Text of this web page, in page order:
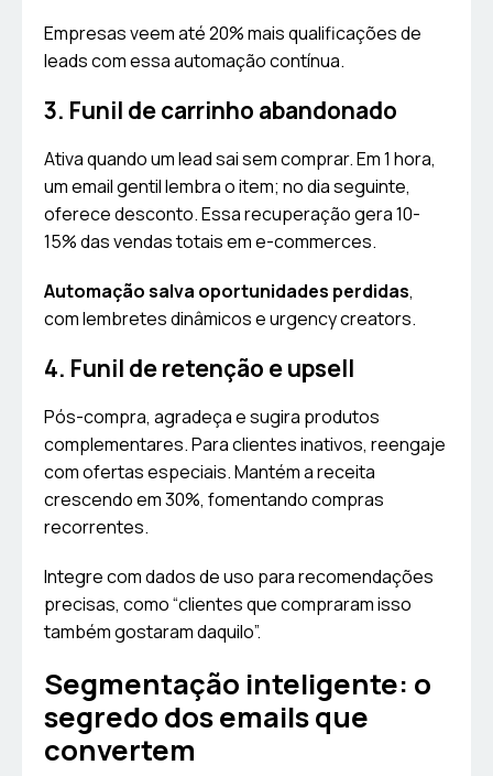
Empresas veem até 20% mais qualificações de
leads com essa automação contínua.
3. Funil de carrinho abandonado
Ativa quando um lead sai sem comprar. Em 1 hora,
um email gentil lembra o item; no dia seguinte,
oferece desconto. Essa recuperação gera 10-
15% das vendas totais em e-commerces.
Automação salva oportunidades perdidas,
com lembretes dinâmicos e urgency creators.
4. Funil de retenção e upsell
Pós-compra, agradeça e sugira produtos
complementares. Para clientes inativos, reengaje
com ofertas especiais. Mantém a receita
crescendo em 30%, fomentando compras
recorrentes.
Integre com dados de uso para recomendações
precisas, como “clientes que compraram isso
também gostaram daquilo”.
Segmentação inteligente: o
segredo dos emails que
convertem